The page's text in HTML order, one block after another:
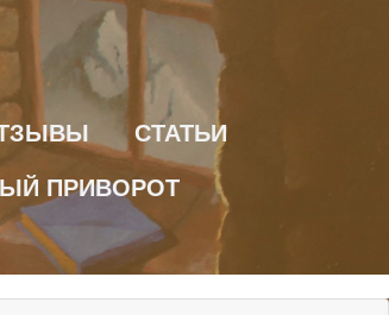
СТАТЬИ
ПРИВОРОТ